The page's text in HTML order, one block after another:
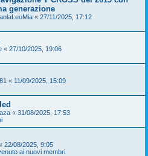
generazione
« 27/11/2025, 17:12
« 27/10/2025, 19:06
« 11/09/2025, 15:09
« 31/08/2025, 17:53
22/08/2025, 9:05
ai nuovi membri